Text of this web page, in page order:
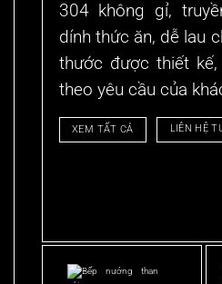
304 không gỉ,
dính thức ăn, dễ lau
thước được thiết
theo yêu cầu của
XEM TẤT CẢ LIÊN HỆ